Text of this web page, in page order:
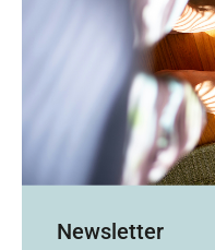
Newsletter